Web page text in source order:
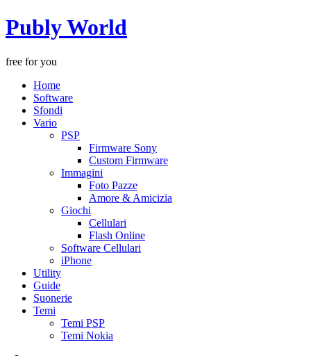
Publy World
free for you
Home
Software
Sfondi
Vario
PSP
Firmware Sony
Custom Firmware
Immagini
Foto Pazze
Amore & Amicizia
Giochi
Cellulari
Flash Online
Software Cellulari
iPhone
Utility
Guide
Suonerie
Temi
Temi PSP
Temi Nokia